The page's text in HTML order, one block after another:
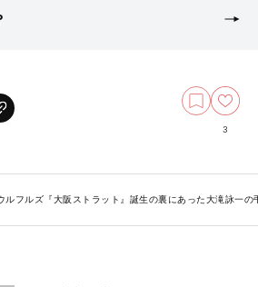
3
ルフルズ『大阪ストラット』誕生の裏にあった大滝詠一